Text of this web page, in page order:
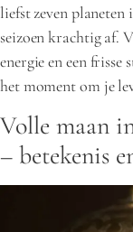
liefst zeven
seizoen krachtig af.
energie en een
het moment om je
Volle maan
– betekenis